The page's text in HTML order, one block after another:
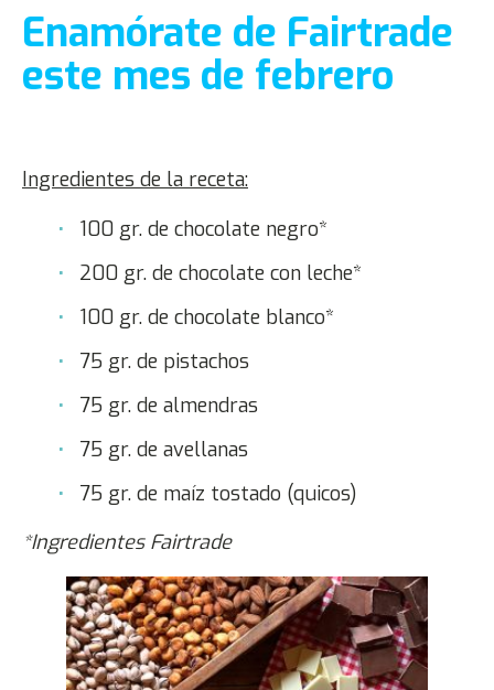
Enamórate de Fairtrade
este mes de febrero
Ingredientes de la receta:
100 gr. de chocolate negro*
200 gr. de chocolate con leche*
100 gr. de chocolate blanco*
75 gr. de pistachos
75 gr. de almendras
75 gr. de avellanas
75 gr. de maíz tostado (quicos)
*Ingredientes Fairtrade